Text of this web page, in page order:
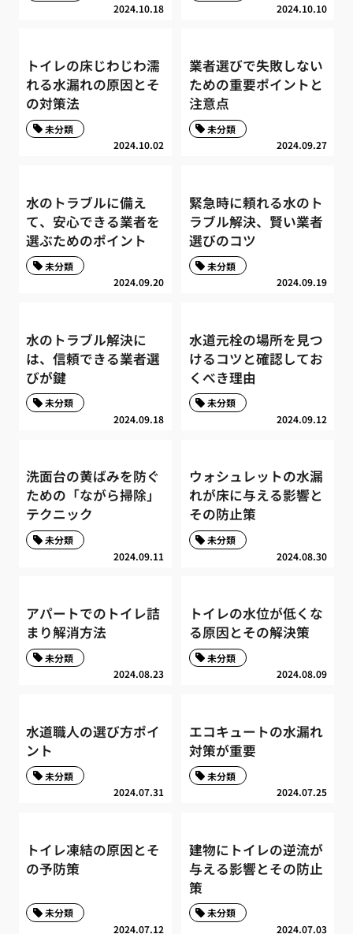
2024.10.18 2024.10.10
トイレの床じわじわ濡
れる水漏れの原因とそ
の対策法
2024.10.02
未分類
業者選びで失敗しない
ための重要ポイントと
注意点
2024.09.27
未分類
水のトラブルに備え
て、安心できる業者を
選ぶためのポイント
2024.09.20
未分類
緊急時に頼れる水のト
ラブル解決、賢い業者
選びのコツ
2024.09.19
未分類
水のトラブル解決に
は、信頼できる業者選
びが鍵
2024.09.18
未分類
水道元栓の場所を見つ
けるコツと確認してお
くべき理由
2024.09.12
未分類
洗面台の黄ばみを防ぐ
ための「ながら掃除」
テクニック
2024.09.11
未分類
ウォシュレットの水漏
れが床に与える影響と
その防止策
2024.08.30
未分類
アパートでのトイレ詰
まり解消方法
2024.08.23
未分類
トイレの水位が低くな
る原因とその解決策
2024.08.09
未分類
水道職人の選び方ポイ
ント
2024.07.31
未分類
エコキュートの水漏れ
対策が重要
2024.07.25
未分類
トイレ凍結の原因とそ
の予防策
2024.07.12
未分類
建物にトイレの逆流が
与える影響とその防止
策
2024.07.03
未分類